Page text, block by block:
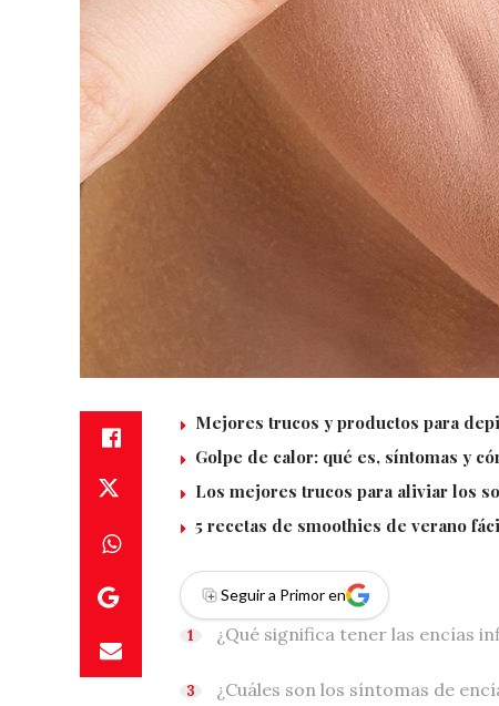
Mejores trucos y productos para
Golpe de calor: qué es, síntomas y
Los mejores trucos para aliviar los
5 recetas de smoothies de verano
Seguir a Primor en
¿Qué significa tener las encías
¿Cuáles son los síntomas de